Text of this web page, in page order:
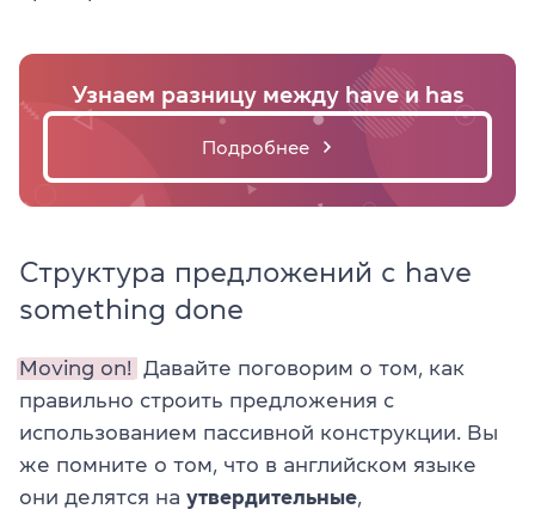
Узнаем разницу между have и has
Подробнее
Структура предложений с have
something done
Moving on!
Давайте поговорим о том, как
правильно строить предложения с
использованием пассивной конструкции. Вы
же помните о том, что в английском языке
они делятся на утвердительные